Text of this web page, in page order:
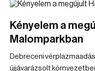
Kényelem a
Malomparkban
Debreceni
újjávarázsolt